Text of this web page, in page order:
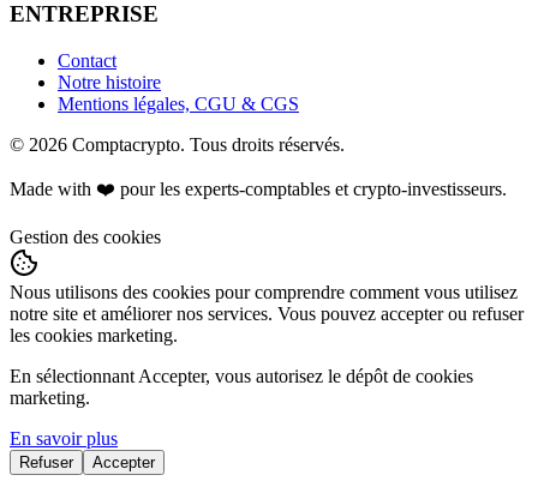
ENTREPRISE
Contact
Notre histoire
Mentions légales, CGU & CGS
© 2026 Comptacrypto. Tous droits réservés.
Made with ❤️ pour les experts-comptables et crypto-investisseurs.
Gestion des cookies
Nous utilisons des cookies pour comprendre comment vous utilisez
notre site et améliorer nos services. Vous pouvez accepter ou refuser
les cookies marketing.
En sélectionnant Accepter, vous autorisez le dépôt de cookies
marketing.
En savoir plus
Refuser Accepter